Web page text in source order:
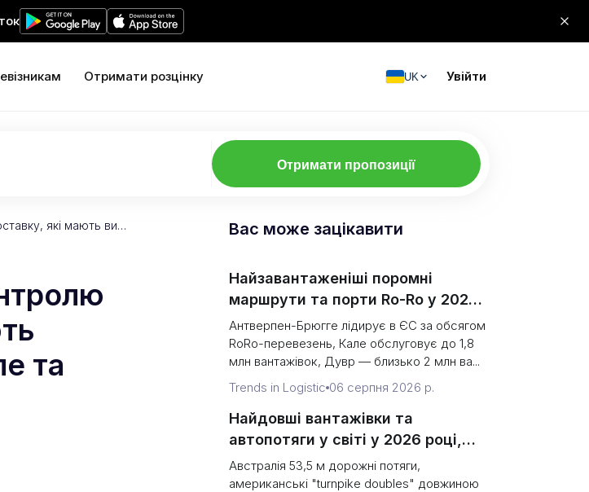
Отримати розцінку UK Увійти
Отримати пропозиції
які мають ви…
та
Вас може зацікавити
Найзавантаженіші поромні
маршрути та порти Ro-Ro у 2026
році, рейтинг (одиниці проти
тоннажу)
Антверпен-Брюгге лідирує в ЄС за обсягом
RoRo-перевезень, Кале обслуговує до 1,8
млн вантажівок, Дувр — близько 2 млн ва...
Trends in Logistic 06 серпня 2026 р.
Найдовші вантажівки та
автопотяги у світі у 2026 році,
рейтинг (Рекорди проти законних
обмежень)
Австралія 53,5 м дорожні потяги,
американські "turnpike doubles" довжиною